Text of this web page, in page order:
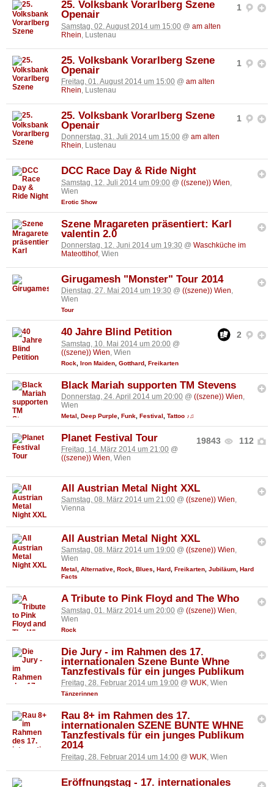
1
25. Volksbank Vorarlberg Szene
Openair
Samstag, 02. August 2014 um 15:00 @ am alten
Rhein , Lustenau
1
25. Volksbank Vorarlberg Szene
Openair
Freitag, 01. August 2014 um 15:00 @ am alten
Rhein, Lustenau
1
25. Volksbank Vorarlberg Szene
Openair
Donnerstag, 31. Juli 2014 um 15:00 @ am alten
Rhein, Lustenau
DCC Race Day & Ride Night
Samstag, 12. Juli 2014 um 09:00 @ ((szene)) Wien
Wien
Erotic Show
Szene Mragareten präsentiert: Karl
valentin 2.0
Donnerstag, 12. Juni 2014 um 19:30 @ Waschküche im
Mateottihof, Wien
Girugamesh "Monster" Tour 2014
Dienstag, 27. Mai 2014 um 19:30 @ ((szene)) Wien,
Wien
Tour
2
40 Jahre Blind Petition
Samstag, 10. Mai 2014 um 20:00 @
((szene)) Wien , Wien
Rock Iron Maiden Gotthard Freikarten
Black Mariah supporten TM Stevens
Donnerstag, 24. April 2014 um 20:00 @ ((szene)) Wien,
Wien
Metal Deep Purple Funk Festival Tattoo ♪♫
19843 112
Planet Festival Tour
Freitag, 14. März 2014 um 21:00 @
((szene)) Wien, Wien
All Austrian Metal Night XXL
Samstag, 08. März 2014 um 21:00 @ ((szene)) Wien,
Vienna
All Austrian Metal Night XXL
Samstag, 08. März 2014 um 19:00 @ ((szene)) Wien,
Wien
Metal , Alternative, Rock, Blues, Hard, Freikarten, Jubiläum, Hard
Facts
A Tribute to Pink Floyd and The Who
Samstag, 01. März 2014 um 20:00 @ ((szene)) Wien,
Wien
Rock
Die Jury - im Rahmen des 17.
internationalen Szene Bunte Whne
Tanzfestivals für ein junges Publikum
Freitag, 28. Februar 2014 um 19:00 @ WUK, Wien
Tänzerinnen
Rau 8+ im Rahmen des 17.
internationalen SZENE BUNTE WHNE
Tanzfestivals für ein junges Publikum
2014
Freitag, 28. Februar 2014 um 14:00 @ WUK , Wien
Eröffnungstag - 17. internationales